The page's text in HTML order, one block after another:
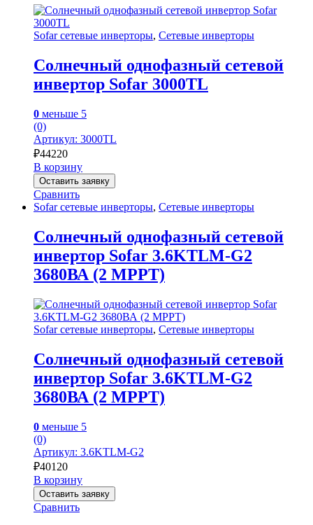
Sofar сетевые инверторы, Сетевые инверторы
Солнечный однофазный сетевой
инвертор Sofar 3000TL
0 меньше 5
(0)
Артикул: 3000TL
₽44220
В корзину
Оставить заявку
Сравнить
Sofar сетевые инверторы, Сетевые инверторы
Солнечный однофазный сетевой
инвертор Sofar 3.6KTLM-G2
3680ВА (2 MPPT)
Sofar сетевые инверторы, Сетевые инверторы
Солнечный однофазный сетевой
инвертор Sofar 3.6KTLM-G2
3680ВА (2 MPPT)
0 меньше 5
(0)
Артикул: 3.6KTLM-G2
₽40120
В корзину
Оставить заявку
Сравнить